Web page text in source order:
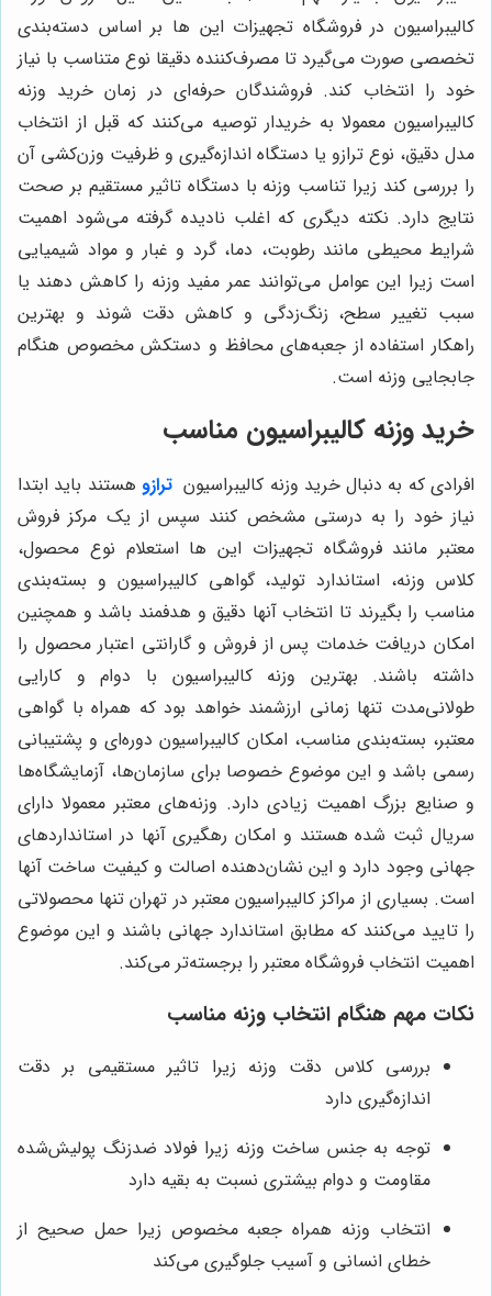
کالیبراسیون در فروشگاه تجهیزات این ها بر اساس دسته‌بندی
تخصصی صورت می‌گیرد تا مصرف‌کننده دقیقا نوع متناسب با نیاز
خود را انتخاب کند. فروشندگان حرفه‌ای در زمان خرید وزنه
کالیبراسیون معمولا به خریدار توصیه می‌کنند که قبل از انتخاب
مدل دقیق، نوع ترازو یا دستگاه اندازه‌گیری و ظرفیت وزن‌کشی آن
را بررسی کند زیرا تناسب وزنه با دستگاه تاثیر مستقیم بر صحت
نتایج دارد. نکته دیگری که اغلب نادیده گرفته می‌شود اهمیت
شرایط محیطی مانند رطوبت، دما، گرد و غبار و مواد شیمیایی
است زیرا این عوامل می‌توانند عمر مفید وزنه را کاهش دهند یا
سبب تغییر سطح، زنگ‌زدگی و کاهش دقت شوند و بهترین
راهکار استفاده از جعبه‌های محافظ و دستکش مخصوص هنگام
جابجایی وزنه است.
خرید وزنه کالیبراسیون مناسب
افرادی که به دنبال خرید وزنه کالیبراسیون ترازو هستند باید ابتدا
نیاز خود را به درستی مشخص کنند سپس از یک مرکز فروش
معتبر مانند فروشگاه تجهیزات این ها استعلام نوع محصول،
کلاس وزنه، استاندارد تولید، گواهی کالیبراسیون و بسته‌بندی
مناسب را بگیرند تا انتخاب آنها دقیق و هدفمند باشد و همچنین
امکان دریافت خدمات پس از فروش و گارانتی اعتبار محصول را
داشته باشند. بهترین وزنه کالیبراسیون با دوام و کارایی
طولانی‌مدت تنها زمانی ارزشمند خواهد بود که همراه با گواهی
معتبر، بسته‌بندی مناسب، امکان کالیبراسیون دوره‌ای و پشتیبانی
رسمی باشد و این موضوع خصوصا برای سازمان‌ها، آزمایشگاه‌ها
و صنایع بزرگ اهمیت زیادی دارد. وزنه‌های معتبر معمولا دارای
سریال ثبت شده هستند و امکان رهگیری آنها در استانداردهای
جهانی وجود دارد و این نشان‌دهنده اصالت و کیفیت ساخت آنها
است. بسیاری از مراکز کالیبراسیون معتبر در تهران تنها محصولاتی
را تایید می‌کنند که مطابق استاندارد جهانی باشند و این موضوع
اهمیت انتخاب فروشگاه معتبر را برجسته‌تر می‌کند.
نکات مهم هنگام انتخاب وزنه مناسب
بررسی کلاس دقت وزنه زیرا تاثیر مستقیمی بر دقت
اندازه‌گیری دارد
توجه به جنس ساخت وزنه زیرا فولاد ضدزنگ پولیش‌شده
مقاومت و دوام بیشتری نسبت به بقیه دارد
انتخاب وزنه همراه جعبه مخصوص زیرا حمل صحیح از
خطای انسانی و آسیب جلوگیری می‌کند